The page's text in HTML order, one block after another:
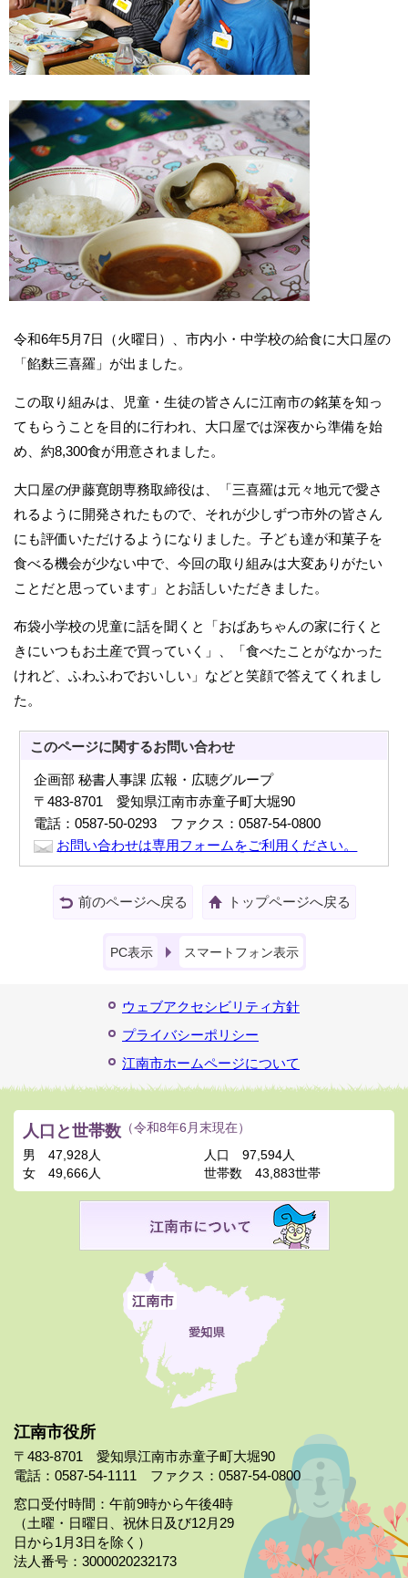
令和6年5月7日（火曜日）、市内小・中学校の給食に大口屋の
「餡麩三喜羅」が出ました。
この取り組みは、児童・生徒の皆さんに江南市の銘菓を知っ
てもらうことを目的に行われ、大口屋では深夜から準備を始
め、約8,300食が用意されました。
大口屋の伊藤寛朗専務取締役は、「三喜羅は元々地元で愛さ
れるように開発されたもので、それが少しずつ市外の皆さん
にも評価いただけるようになりました。子ども達が和菓子を
食べる機会が少ない中で、今回の取り組みは大変ありがたい
ことだと思っています」とお話しいただきました。
布袋小学校の児童に話を聞くと「おばあちゃんの家に行くと
きにいつもお土産で買っていく」、「食べたことがなかった
けれど、ふわふわでおいしい」などと笑顔で答えてくれまし
た。
このページに関するお問い合わせ
企画部 秘書人事課 広報・広聴グループ
〒483-8701 愛知県江南市赤童子町大堀90
電話：0587-50-0293 ファクス：0587-54-0800
お問い合わせは専用フォームをご利用ください。
前のページへ戻る トップページへ戻る
PC表示 スマートフォン表示
ウェブアクセシビリティ方針
プライバシーポリシー
江南市ホームページについて
江南市役所
〒483-8701 愛知県江南市赤童子町大堀90
電話：0587-54-1111 ファクス：0587-54-0800
窓口受付時間：午前9時から午後4時
（土曜・日曜日、祝休日及び12月29
日から1月3日を除く）
法人番号：3000020232173
人口と世帯数 （令和8年6月末現在）
男
47,928人
女
49,666人
人口
97,594人
世帯数
43,883世帯